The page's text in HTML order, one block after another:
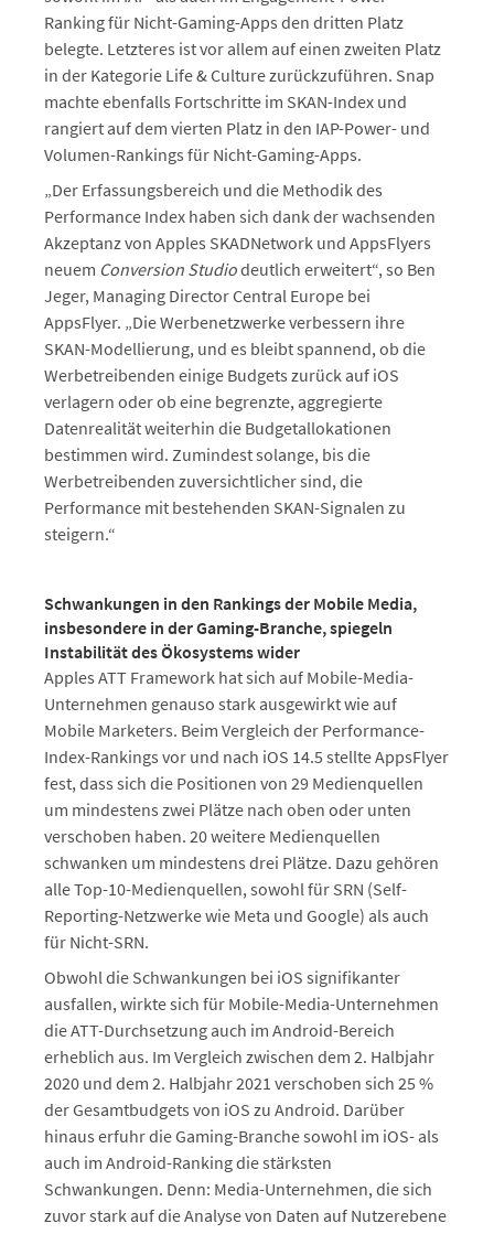
Ranking für Nicht-Gaming-Apps den dritten Platz
belegte. Letzteres ist vor allem auf einen zweiten Platz
in der Kategorie Life & Culture zurückzuführen. Snap
machte ebenfalls Fortschritte im SKAN-Index und
rangiert auf dem vierten Platz in den IAP-Power- und
Volumen-Rankings für Nicht-Gaming-Apps.
„Der Erfassungsbereich und die Methodik des
Performance Index haben sich dank der wachsenden
Akzeptanz von Apples SKADNetwork und AppsFlyers
neuem Conversion Studiodeutlich erweitert“, so Ben
Jeger, Managing Director Central Europe bei
AppsFlyer. „Die Werbenetzwerke verbessern ihre
SKAN-Modellierung, und es bleibt spannend, ob die
Werbetreibenden einige Budgets zurück auf iOS
verlagern oder ob eine begrenzte, aggregierte
Datenrealität weiterhin die Budgetallokationen
bestimmen wird. Zumindest solange, bis die
Werbetreibenden zuversichtlicher sind, die
Performance mit bestehenden SKAN-Signalen zu
steigern.“
Schwankungen in den Rankings der Mobile Media,
insbesondere in der Gaming-Branche, spiegeln
Instabilität des Ökosystems wider
Apples ATT Framework hat sich auf Mobile-Media-
Unternehmen genauso stark ausgewirkt wie auf
Mobile Marketers. Beim Vergleich der Performance-
Index-Rankings vor und nach iOS 14.5 stellte AppsFlyer
fest, dass sich die Positionen von 29 Medienquellen
um mindestens zwei Plätze nach oben oder unten
verschoben haben. 20 weitere Medienquellen
schwanken um mindestens drei Plätze. Dazu gehören
alle Top-10-Medienquellen, sowohl für SRN (Self-
Reporting-Netzwerke wie Meta und Google) als auch
für Nicht-SRN.
Obwohl die Schwankungen bei iOS signifikanter
ausfallen, wirkte sich für Mobile-Media-Unternehmen
die ATT-Durchsetzung auch im Android-Bereich
erheblich aus. Im Vergleich zwischen dem 2. Halbjahr
2020 und dem 2. Halbjahr 2021 verschoben sich 25 %
der Gesamtbudgets von iOS zu Android. Darüber
hinaus erfuhr die Gaming-Branche sowohl im iOS- als
auch im Android-Ranking die stärksten
Schwankungen. Denn: Media-Unternehmen, die sich
zuvor stark auf die Analyse von Daten auf Nutzerebene